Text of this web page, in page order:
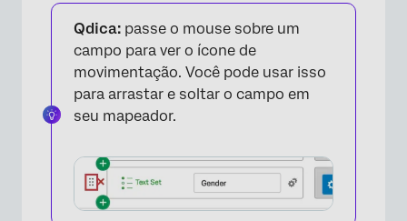
Qdica: passe o mouse sobre um
campo para ver o ícone de
movimentação. Você pode usar isso
para arrastar e soltar o campo em
seu mapeador.